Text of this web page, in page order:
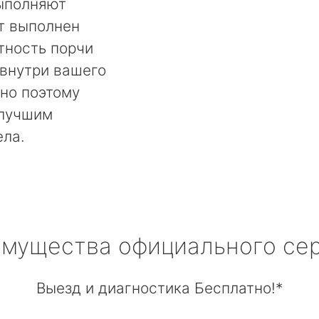
выполнен
порчи
вашего
поэтому
официального
Выезд и диагностика Бесплатно!*